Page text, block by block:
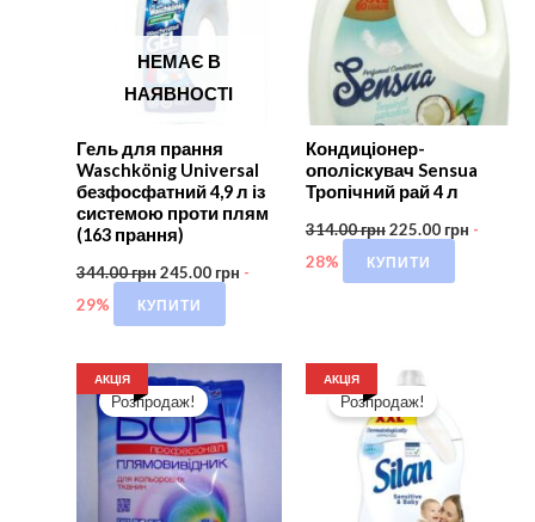
НЕМАЄ В
НАЯВНОСТІ
Гель для прання
Waschkönig Universal
безфосфатний 4,9 л із
системою проти плям
(163 прання)
344.00грн 245.00 грн -
29%
КУПИТИ
Кондиціонер-
ополіскувач Sensua
Тропічний рай 4 л
314.00грн225.00 грн -
28%
КУПИТИ
АКЦІЯ
Розпродаж!
АКЦІЯ
Розпродаж!